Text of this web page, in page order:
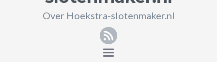
Over Hoekstra-slotenmaker.nl
RSS
Toggle